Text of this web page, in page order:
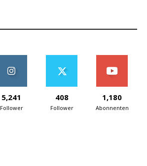
5,241
Follower
408
Follower
1,180
Abonnenten